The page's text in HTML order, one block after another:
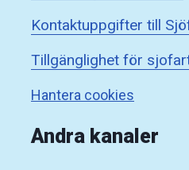
Kontaktuppgifter till
Tillgänglighet för
Hantera cookies
Andra kanaler